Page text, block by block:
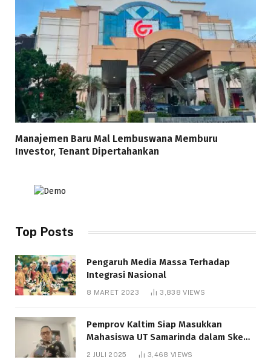
Manajemen Baru Mal Lembuswana Memburu
Investor, Tenant Dipertahankan
Top Posts
Pengaruh Media Massa Terhadap
Integrasi Nasional
8 MARET 2023 3,838VIEWS
Pemprov Kaltim Siap Masukkan
Mahasiswa UT Samarinda dalam Skema
Bantuan Pendidikan Gratispol
2 JULI 2025 3,468 VIEWS